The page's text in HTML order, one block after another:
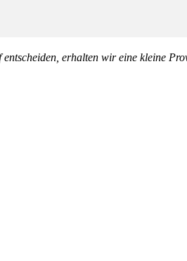
erhalten wir eine kleine